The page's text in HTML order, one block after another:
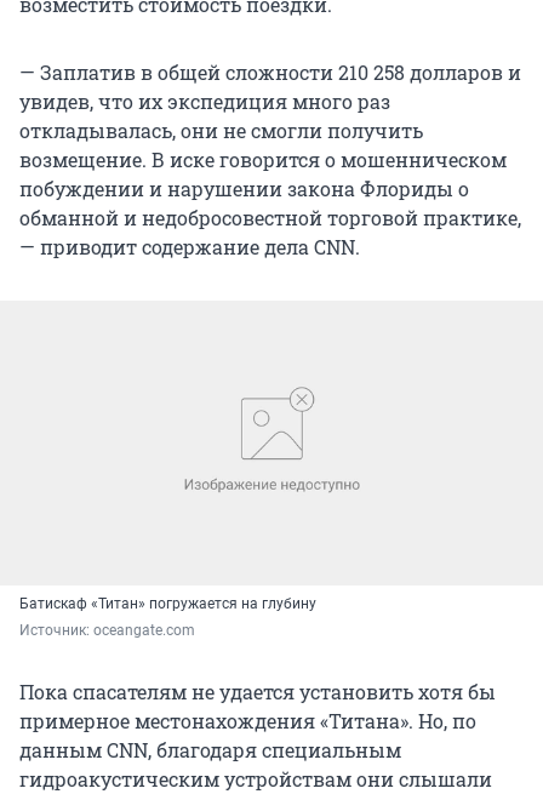
— Заплатив в общей сложности 210 258 долларов и
увидев, что их экспедиция много раз
откладывалась, они не смогли получить
возмещение. В иске говорится о мошенническом
побуждении и нарушении закона Флориды о
обманной и недобросовестной торговой практике,
— приводит содержание дела CNN.
Батискаф «Титан» погружается на глубину
Источник: oceangate.com
Пока спасателям не удается установить хотя бы
примерное местонахождения «Титана». Но, по
данным CNN, благодаря специальным
гидроакустическим устройствам они слышали